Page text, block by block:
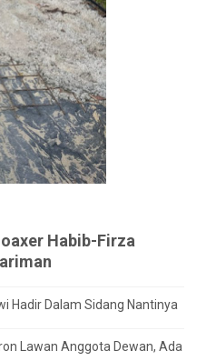
Habib-Firza
Hadir Dalam Sidang Nantinya
Lawan Anggota Dewan, Ada